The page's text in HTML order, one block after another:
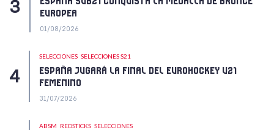
EUROPEA
01/08/2026
SELECCIONES SELECCIONES S21
ESPAÑA JUGARÁ LA FINAL DEL EUROHOCKEY U21
FEMENINO
31/07/2026
ABSM REDSTICKS SELECCIONES